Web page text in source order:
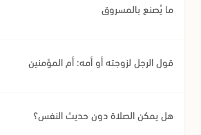
ما يُصنع بالمسروق
قول الرجل لزوجته أو أمه: أم المؤمنين
هل يمكن الصلاة دون حديث النفس؟